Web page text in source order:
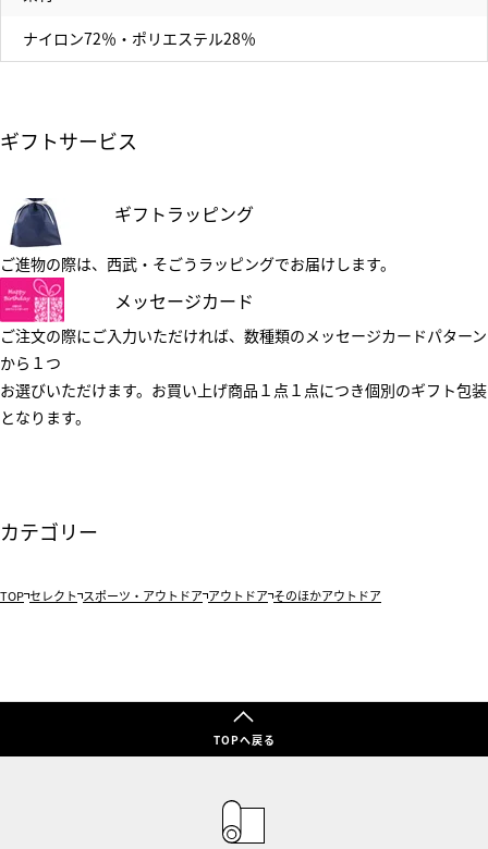
ナイロン72％・ポリエステル28％
ギフトサービス
ギフトラッピング
ご進物の際は、西武・そごうラッピングでお届けします。
メッセージカード
ご注文の際にご入力いただければ、数種類のメッセージカードパターン
から１つ
お選びいただけます。お買い上げ商品１点１点につき個別のギフト包装
となります。
カテゴリー
TOP セレクト スポーツ・アウトドア アウトドア そのほかアウトドア
TOPへ戻る